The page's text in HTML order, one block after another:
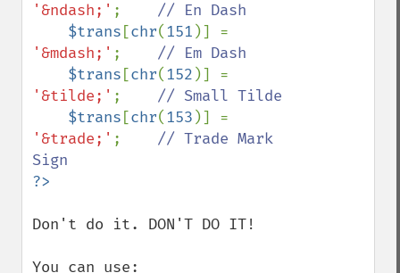
'&ndash;' ; // En Dash
$trans [chr(151
'&mdash;' ; // Em Dash
$trans [chr(152
'&tilde;' ; // Small Tilde
$trans [chr(153
'&trade;' ; // Trade Mark
Don't do it. DON'T DO IT!